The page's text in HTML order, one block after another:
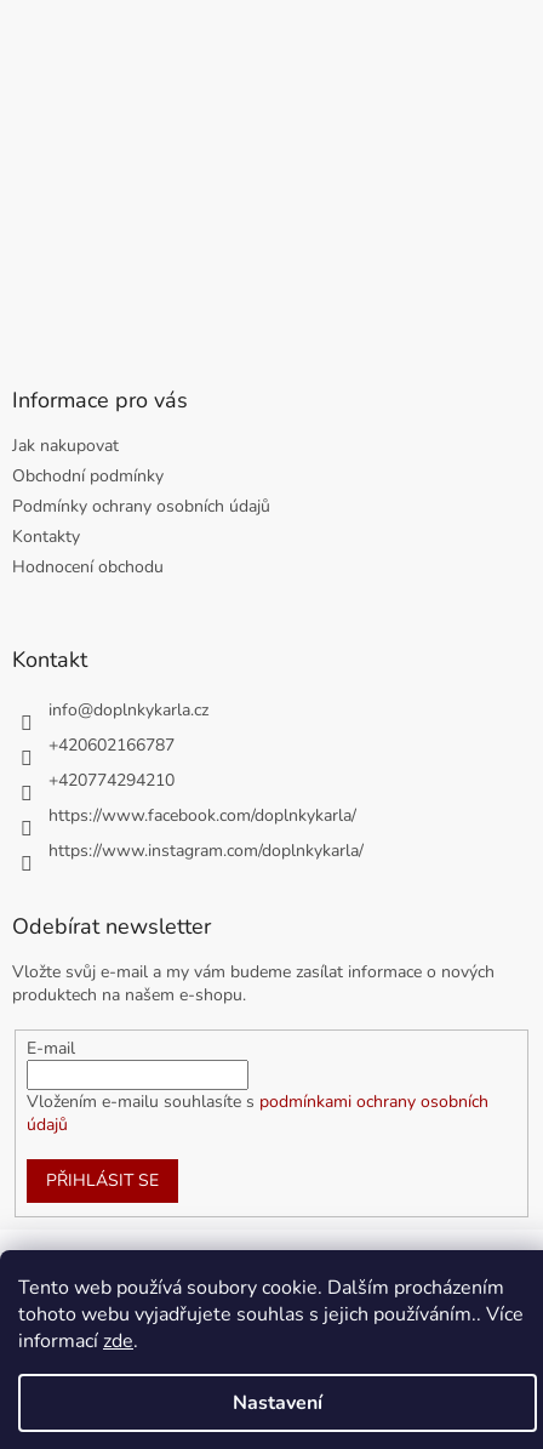
Tento web používá soubory cookie. Dalším procházením
tohoto webu vyjadřujete souhlas s jejich používáním.. Více
informacízde.
Nastavení
Informace pro vás
Jak nakupovat
Obchodní podmínky
Podmínky ochrany osobních údajů
Kontakty
Hodnocení obchodu
Kontakt
info@doplnkykarla.cz
+420602166787
+420774294210
https://www.facebook.com/doplnkykarla/
https://www.instagram.com/doplnkykarla/
Odebírat newsletter
Vložte svůj e-mail a my vám budeme zasílat informace o nových
produktech na našem e-shopu.
E-mail
Vložením e-mailu souhlasíte s podmínkami ochrany osobních
údajů
PŘIHLÁSIT SE
Vytvořil Shoptet